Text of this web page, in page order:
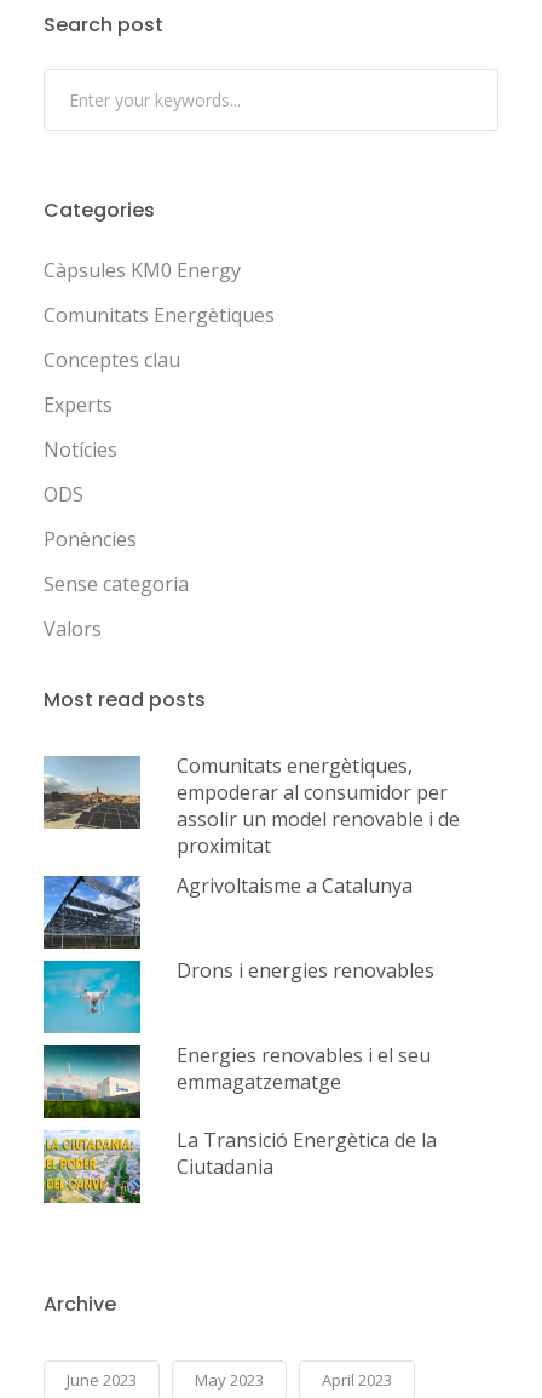
Search post
Categories
Càpsules KM0 Energy
Comunitats Energètiques
Conceptes clau
Experts
Notícies
ODS
Ponències
Sense categoria
Valors
Most read posts
Comunitats energètiques,
empoderar al consumidor per
assolir un model renovable i de
proximitat
Agrivoltaisme a Catalunya
Drons i energies renovables
Energies renovables i el seu
emmagatzematge
La Transició Energètica de la
Ciutadania
Archive
June 2023 May 2023 April 2023